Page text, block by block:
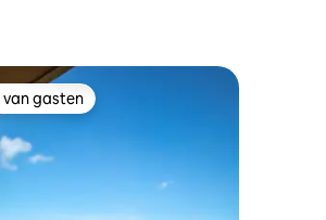
van gasten
van gasten